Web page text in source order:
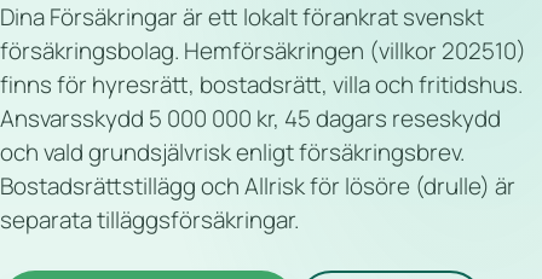
Dina Försäkringar är ett lokalt förankrat svenskt
försäkringsbolag. Hemförsäkringen (villkor 202510)
finns för hyresrätt, bostadsrätt, villa och fritidshus.
Ansvarsskydd 5 000 000 kr, 45 dagars reseskydd
och vald grundsjälvrisk enligt försäkringsbrev.
Bostadsrättstillägg och Allrisk för lösöre (drulle) är
separata tilläggsförsäkringar.